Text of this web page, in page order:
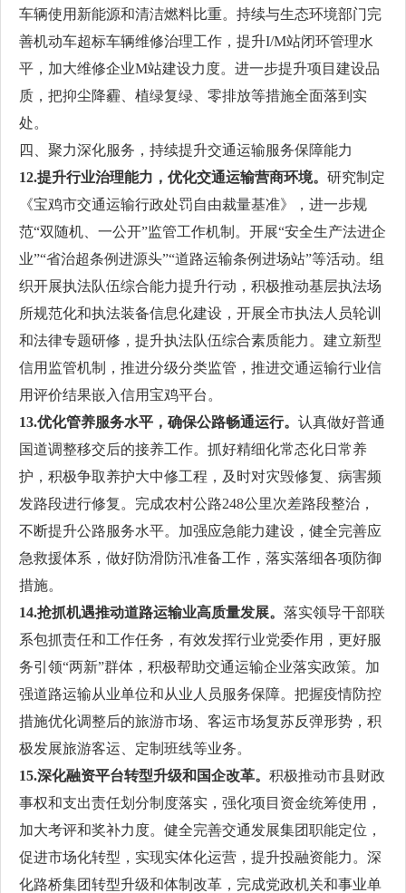
车辆使用新能源和清洁燃料比重。持续与生态环境部门完
善机动车超标车辆维修治理工作，提升I/M站闭环管理水
平，加大维修企业M站建设力度。进一步提升项目建设品
质，把抑尘降霾、植绿复绿、零排放等措施全面落到实
处。
四、聚力深化服务，持续提升交通运输服务保障能力
12.提升行业治理能力，优化交通运输营商环境。 研究制定
《宝鸡市交通运输行政处罚自由裁量基准》，进一步规
范“双随机、一公开”监管工作机制。开展“安全生产法进企
业”“省治超条例进源头”“道路运输条例进场站”等活动。组
织开展执法队伍综合能力提升行动，积极推动基层执法场
所规范化和执法装备信息化建设，开展全市执法人员轮训
和法律专题研修，提升执法队伍综合素质能力。建立新型
信用监管机制，推进分级分类监管，推进交通运输行业信
用评价结果嵌入信用宝鸡平台。
13.优化管养服务水平，确保公路畅通运行。 认真做好普通
国道调整移交后的接养工作。抓好精细化常态化日常养
护，积极争取养护大中修工程，及时对灾毁修复、病害频
发路段进行修复。完成农村公路248公里次差路段整治，
不断提升公路服务水平。加强应急能力建设，健全完善应
急救援体系，做好防滑防汛准备工作，落实落细各项防御
措施。
14.抢抓机遇推动道路运输业高质量发展。 落实领导干部联
系包抓责任和工作任务，有效发挥行业党委作用，更好服
务引领“两新”群体，积极帮助交通运输企业落实政策。加
强道路运输从业单位和从业人员服务保障。把握疫情防控
措施优化调整后的旅游市场、客运市场复苏反弹形势，积
极发展旅游客运、定制班线等业务。
15.深化融资平台转型升级和国企改革。 积极推动市县财政
事权和支出责任划分制度落实，强化项目资金统筹使用，
加大考评和奖补力度。健全完善交通发展集团职能定位，
促进市场化转型，实现实体化运营，提升投融资能力。深
化路桥集团转型升级和体制改革，完成党政机关和事业单